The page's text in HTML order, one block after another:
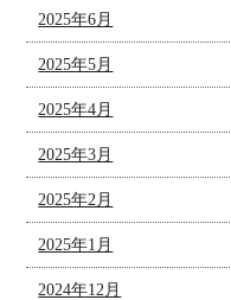
2025年6月
2025年5月
2025年4月
2025年3月
2025年2月
2025年1月
2024年12月